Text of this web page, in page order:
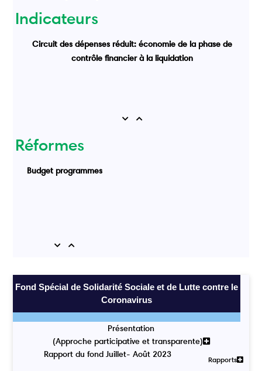
Indicateurs
Circuit des dépenses réduit: économie de la phase de
contrôle financier à la liquidation
Previous
Réformes
Budget programmes
Previous
Fond Spécial de Solidarité Sociale et de Lutte contre le
Coronavirus
Présentation
(Approche participative et transparente)
Rapports
Rapport du fond Juillet- Août 2023